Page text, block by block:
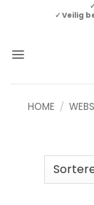
✓ Veilig
HOME /